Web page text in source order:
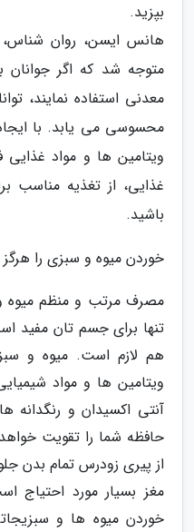
بپزید.
هانس ایسن، روان
متوجه شد که اگر جوانان
معدنی استفاده نمایند،
محسوسی می یابد. با
ویتامین ها و مواد غذایی
غذایی، از تغذیه مناسب
باشید.
خوردن میوه و سبزی را هرگز
مصرف مرتب و منظم میوه
تنها برای جسم تان مفید
هم لازم است. میوه و
ویتامین ها و مواد
آنتی اکسیدان و
حافظه شما را تقویت
از پیری زودرس تمام بدن
مغز بسیار مورد احتیاج
خوردن میوه ها و